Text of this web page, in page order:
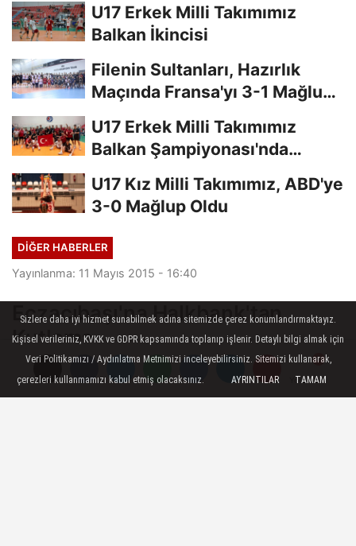
Yorumlar
U17 Erkek Milli Takımımız
Balkan İkincisi
Filenin Sultanları, Hazırlık
Maçında Fransa'yı 3-1 Mağlup
U17 Erkek Milli Takımımız
Balkan Şampiyonası'nda
U17 Kız Milli Takımımız, ABD'ye
3-0 Mağlup Oldu
DIĞER HABERLER
Yayınlanma: 11 Mayıs 2015 - 16:40
Eczacıbaşı'na Halkbank'tan
Kutlama
Halk Bankası Spor Kulübü, Dünya
Şampiyonu olan Eczacıbaşı VitrA'ya
Yorumlar
Sizlere daha iyi hizmet sunabilmek adına sitemizde çerez konumlandırmaktayız.
Kişisel verileriniz, KVKK ve GDPR kapsamında toplanıp işlenir. Detaylı bilgi almak için
Veri Politikamızı / Aydınlatma Metnimizi inceleyebilirsiniz. Sitemizi kullanarak,
çerezleri kullanmamızı kabul etmiş olacaksınız.
AYRINTILAR TAMAM